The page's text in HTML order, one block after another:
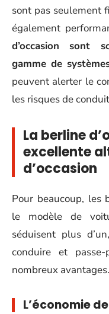
sont pas seulement
également
d’occasion sont
gamme de
peuvent alerter le
les risques de
La berline
excellente
d’occasion
Pour beaucoup, les
le modèle de
séduisent plus
conduire et
nombreux avantages.
L’économie